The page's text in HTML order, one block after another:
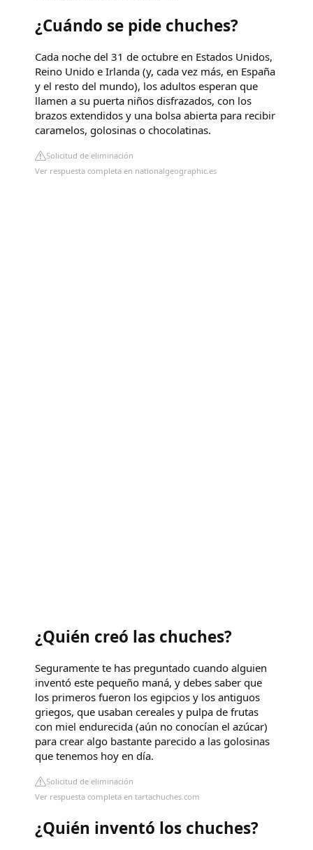
¿Cuándo se pide chuches?
Cada noche del 31 de octubre en Estados Unidos,
Reino Unido e Irlanda (y, cada vez más, en España
y el resto del mundo), los adultos esperan que
llamen a su puerta niños disfrazados, con los
brazos extendidos y una bolsa abierta para recibir
caramelos, golosinas o chocolatinas.
Solicitud de eliminación
Ver respuesta completa en nationalgeographic.es
¿Quién creó las chuches?
Seguramente te has preguntado cuando alguien
inventó este pequeño maná, y debes saber que
los primeros fueron los egipcios y los antiguos
griegos, que usaban cereales y pulpa de frutas
con miel endurecida (aún no conocían el azúcar)
para crear algo bastante parecido a las golosinas
que tenemos hoy en día.
Solicitud de eliminación
Ver respuesta completa en tartachuches.com
¿Quién inventó los chuches?